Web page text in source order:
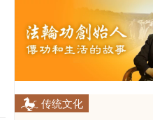
传统文化